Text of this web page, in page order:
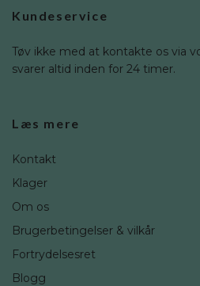
Kundeservice
Tøv ikke med at kontakte os via
svarer altid inden for 24 timer.
Læs mere
Kontakt
Klager
Om os
Brugerbetingelser & vilkår
Fortrydelsesret
Blogg